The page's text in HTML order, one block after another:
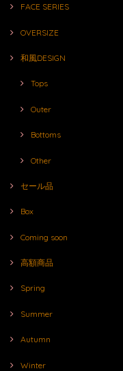
FACE SERIES
OVERSIZE
和風DESIGN
Tops
Outer
Bottoms
Other
セール品
Box
Coming soon
高額商品
Spring
Summer
Autumn
Winter